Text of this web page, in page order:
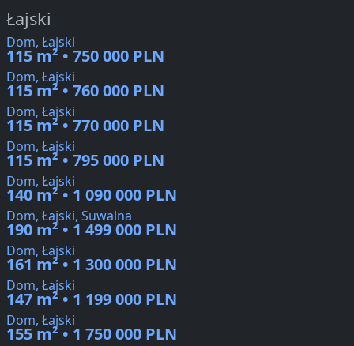
Łajski
Dom, Łajski
115 m² • 750 000 PLN
Dom, Łajski
115 m² • 760 000 PLN
Dom, Łajski
115 m² • 770 000 PLN
Dom, Łajski
115 m² • 795 000 PLN
Dom, Łajski
140 m² • 1 090 000 PLN
Dom, Łajski, Suwalna
190 m² • 1 499 000 PLN
Dom, Łajski
161 m² • 1 300 000 PLN
Dom, Łajski
147 m² • 1 199 000 PLN
Dom, Łajski
155 m² • 1 750 000 PLN